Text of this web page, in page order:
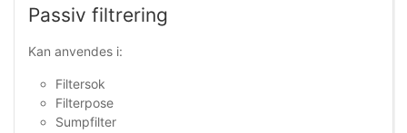
Passiv filtrering
Kan anvendes i:
Filtersok
Filterpose
Sumpfilter